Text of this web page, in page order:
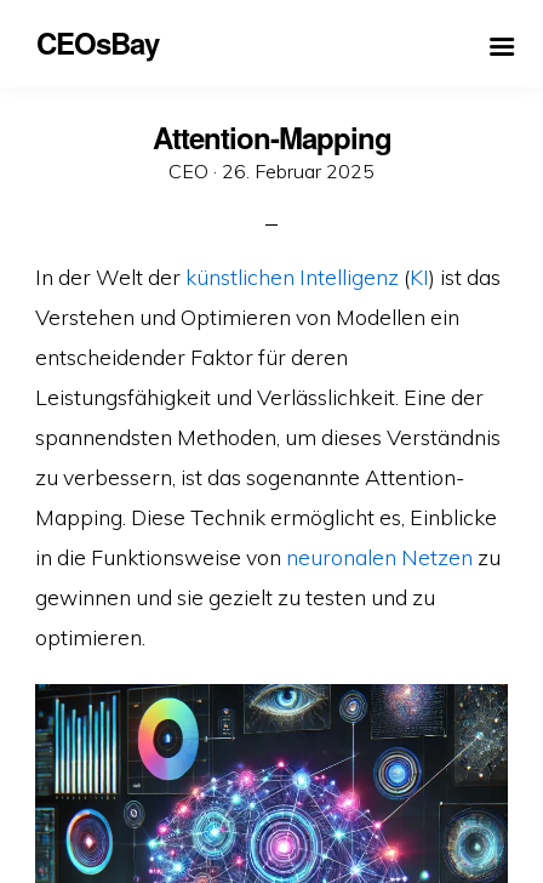
CEOsBay
Attention-Mapping
CEO · Veröffentlicht
26. Februar 2025
In der Welt der künstlichen Intelligenz (KI) ist das
Verstehen und Optimieren von Modellen ein
entscheidender Faktor für deren
Leistungsfähigkeit und Verlässlichkeit. Eine der
spannendsten Methoden, um dieses Verständnis
zu verbessern, ist das sogenannte Attention-
Mapping. Diese Technik ermöglicht es, Einblicke
in die Funktionsweise von neuronalen Netzen zu
gewinnen und sie gezielt zu testen und zu
optimieren.